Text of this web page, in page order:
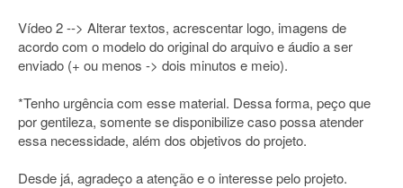
Vídeo 2 --> Alterar textos, acrescentar logo, imagens de
acordo com o modelo do original do arquivo e áudio a ser
enviado (+ ou menos -> dois minutos e meio).
*Tenho urgência com esse material. Dessa forma, peço que
por gentileza, somente se disponibilize caso possa atender
essa necessidade, além dos objetivos do projeto.
Desde já, agradeço a atenção e o interesse pelo projeto.